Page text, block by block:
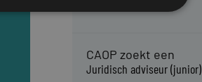
CAOP zoekt een
Juridisch adviseur (junior)